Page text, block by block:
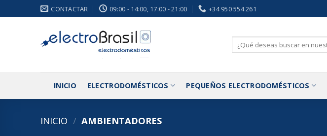
al
CONTACTAR 09:00 - 14:00, 17:00 - 21:00 +34 950 554 261
Buscar
por:
INICIO ELECTRODOMÉSTICOS PEQUEÑOS ELECTRODOMÉSTICOS
INICIO / AMBIENTADORES